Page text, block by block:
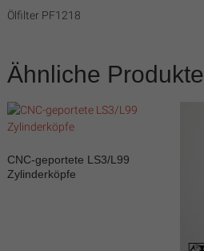
Tuning.com
Tuning
…
simply
the
Ölfilter PF1218
Ähnliche Produkte
CNC-geportete LS3/L99
Zylinderköpfe